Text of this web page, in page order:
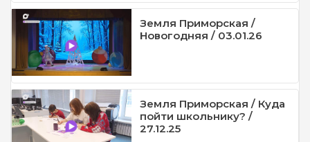
Земля Приморская /
Новогодняя / 03.01.26
Земля Приморская / Куда
пойти школьнику? /
27.12.25